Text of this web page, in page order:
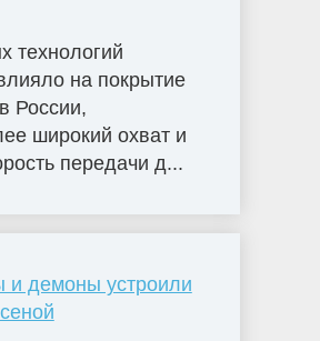
технологий
на покрытие
России,
широкий охват и
передачи д...
и демоны устроили